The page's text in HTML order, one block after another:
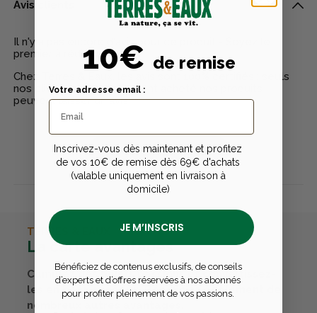
Avis clients
Il n'y a pas encore d'avis pour ce produit - Soyez le
premier à rédiger un avis
Chez Terres & Eaux, les avis sont 100% certifiés : seuls
nos clients ayant réellement acheté nos produits
peuvent laisser un avis
Publier un avis
TERRES & EAUX
La carte avantages
Cumulez des points passions et convertissez-
les en bons cadeaux. Bénéficiez également de
nombreux autres avantages.
10€ de remise
Votre adresse email :
Inscrivez-vous dès maintenant et profitez
de vos 10€ de remise dès 69€ d'achats
(valable uniquement en livraison à
domicile)
JE M’INSCRIS
Bénéficiez de contenus exclusifs, de conseils
d’experts et d’offres réservées à nos abonnés
pour profiter pleinement de vos passions.